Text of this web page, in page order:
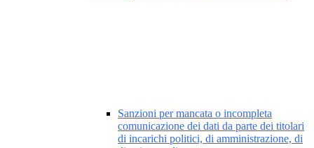
Sanzioni per mancata o incompleta
comunicazione dei dati da parte dei titolari
di incarichi politici, di amministrazione, di